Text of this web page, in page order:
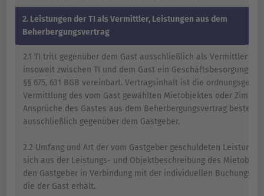
2. Leistungen der TI als Vermittler, Leistungen aus dem
Beherbergungsvertrag
2.1 TI tritt gegenüber dem Gast ausschließlich als Vermittler
insoweit zwischen TI und dem Gast ein
§§ 675, 631 BGB vereinbart. Vertragsinhalt ist die
Vermittlung des vom Gast gewählten Mietobjektes oder Zimmer.
Ansprüche des Gastes aus dem Beherbergungsvertrag bestehen
ausschließlich gegenüber dem Gastgeber.
2.2 Umfang und Art der vom Gastgeber geschuldeten
sich aus der Leistungs- und Objektbeschreibung des
den Gastgeber in Verbindung mit der individuellen
die der Gast erhält.